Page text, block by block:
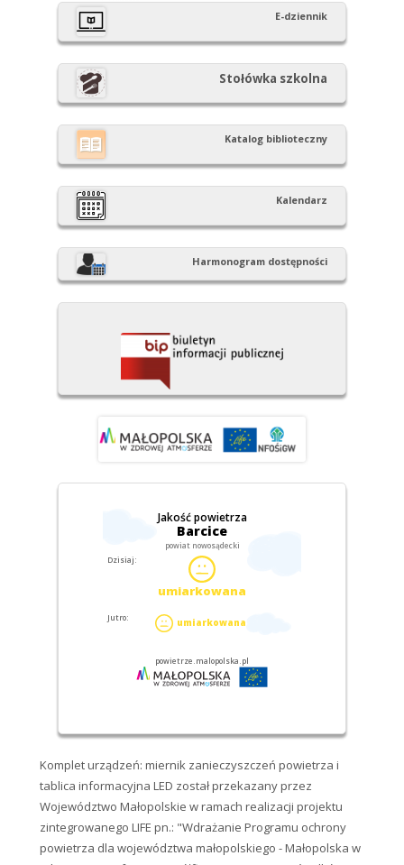
E-dziennik
Stołówka szkolna
Katalog biblioteczny
Kalendarz
Harmonogram dostępności
Komplet urządzeń: miernik zanieczyszczeń powietrza i
tablica informacyjna LED został przekazany przez
Województwo Małopolskie w ramach realizacji projektu
zintegrowanego LIFE pn.: "Wdrażanie Programu ochrony
powietrza dla województwa małopolskiego - Małopolska w